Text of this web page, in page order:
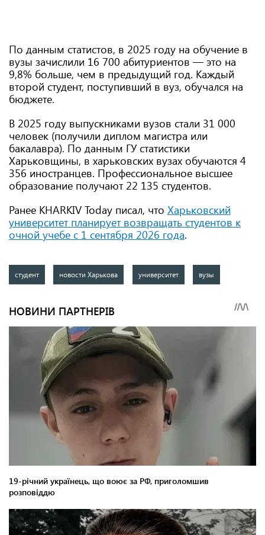
По данным статистов, в 2025 году на обучение в
вузы зачислили 16 700 абитуриентов — это на
9,8% больше, чем в предыдущий год. Каждый
второй студент, поступивший в вуз, обучался на
бюджете.
В 2025 году выпускниками вузов стали 31 000
человек (получили диплом магистра или
бакалавра). По данным ГУ статистики
Харьковщины, в харьковских вузах обучаются 4
356 иностранцев. Профессиональное высшее
образование получают 22 135 студентов.
Ранее KHARKIV Today писал, что Харьковский
университет планирует возвращать студентов к
очной учебе с 1 сентября 2026 года.
студент новости Харькова университет вузы